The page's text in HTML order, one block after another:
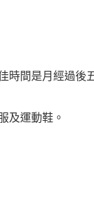
時間是月經過後
及運動鞋。